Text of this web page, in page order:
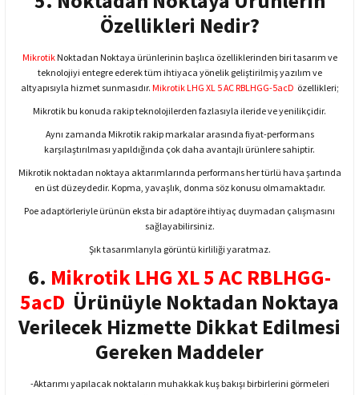
Özellikleri Nedir?
MikrotikNoktadan Noktaya ürünlerinin başlıca özelliklerinden biri tasarım ve
teknolojiyi entegre ederek tüm ihtiyaca yönelik geliştirilmiş yazılım ve
altyapısıyla hizmet sunmasıdır. Mikrotik LHG XL 5 AC RBLHGG-5acD özellikleri;
Mikrotik bu konuda rakip teknolojilerden fazlasıyla ileride ve yenilikçidir.
Aynı zamanda Mikrotik rakip markalar arasında fiyat-performans
karşılaştırılması yapıldığında çok daha avantajlı ürünlere sahiptir.
Mikrotik noktadan noktaya aktarımlarında performans her türlü hava şartında
en üst düzeydedir. Kopma, yavaşlık, donma söz konusu olmamaktadır.
Poe adaptörleriyle ürünün eksta bir adaptöre ihtiyaç duymadan çalışmasını
sağlayabilirsiniz.
Şık tasarımlarıyla görüntü kirliliği yaratmaz.
6. Mikrotik LHG XL 5 AC RBLHGG-
5acD Ürünüyle Noktadan Noktaya
Verilecek Hizmette Dikkat Edilmesi
Gereken Maddeler
-Aktarımı yapılacak noktaların muhakkak kuş bakışı birbirlerini görmeleri